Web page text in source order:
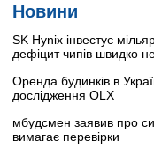
Новини
SK Hynix інвестує
дефіцит чипів швидко
Оренда будинків в
дослідження OLX
мбудсмен заявив про
вимагає перевірки